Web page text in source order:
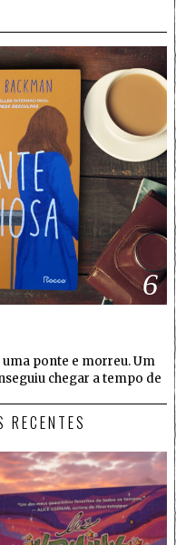
6
ponte e morreu. Um
chegar a tempo de